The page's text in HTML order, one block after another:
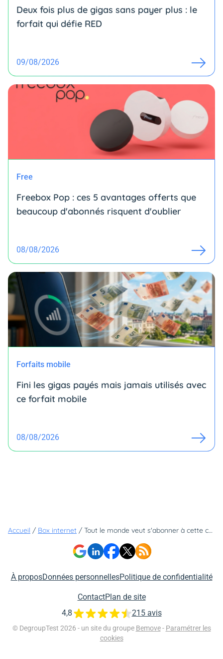
Deux fois plus de gigas sans payer plus : le
forfait qui défie RED
09/08/2026
Free
Freebox Pop : ces 5 avantages offerts que
beaucoup d'abonnés risquent d'oublier
08/08/2026
Forfaits mobile
Fini les gigas payés mais jamais utilisés avec
ce forfait mobile
08/08/2026
Accueil / Box internet / Tout le monde veut s'abonner à cette chaîne ! Elle est incluse gratuitement en exclusivité avec cette offre Freebox
À proposDonnées personnellesPolitique de confidentialité
ContactPlan de site
© DegroupTest 2026 - un site du groupe Bemove - Paramétrer les
cookies
4,8 215 avis